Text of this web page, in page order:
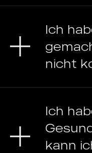
Ich
nicht
Ich
kann